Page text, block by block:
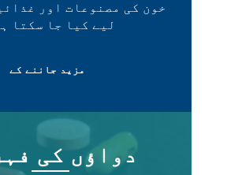
خون کی مصنوعات اور
لیے کیا جا سکتا
مزید جاننے کے
دواؤں کی